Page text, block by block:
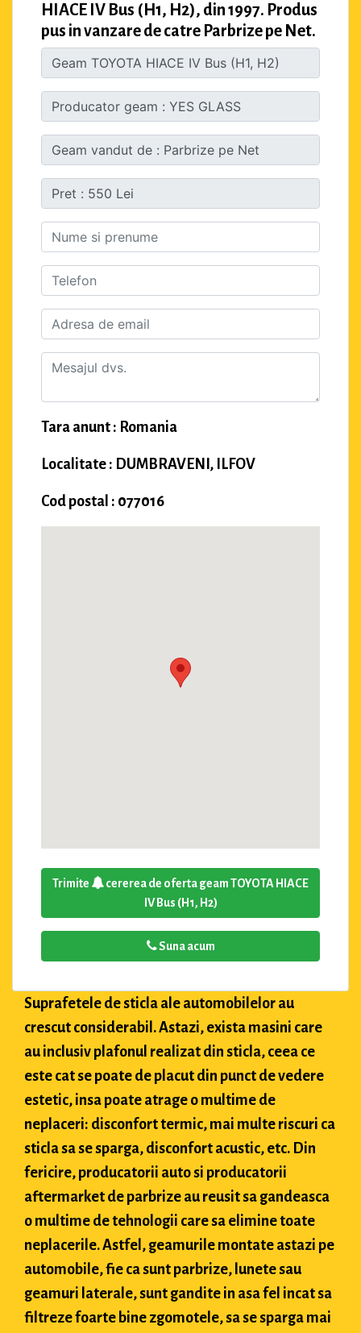
HIACE IV Bus (H1, H2), din 1997. Produs
pus in vanzare de catre Parbrize pe Net.
Tara anunt : Romania
Localitate : DUMBRAVENI, ILFOV
Cod postal : 077016
Trimite
cererea de oferta geam TOYOTA HIACE
IV Bus (H1, H2)
Suna acum
Suprafetele de sticla ale automobilelor au
crescut considerabil. Astazi, exista masini care
au inclusiv plafonul realizat din sticla, ceea ce
este cat se poate de placut din punct de vedere
estetic, insa poate atrage o multime de
neplaceri: disconfort termic, mai multe riscuri ca
sticla sa se sparga, disconfort acustic, etc. Din
fericire, producatorii auto si producatorii
aftermarket de parbrize au reusit sa gandeasca
o multime de tehnologii care sa elimine toate
neplacerile. Astfel, geamurile montate astazi pe
automobile, fie ca sunt parbrize, lunete sau
geamuri laterale, sunt gandite in asa fel incat sa
filtreze foarte bine zgomotele, sa se sparga mai